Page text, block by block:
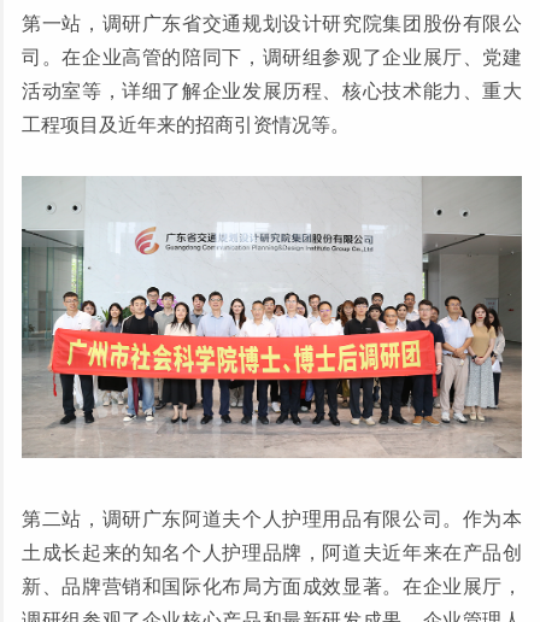
第一站，调研广东省交通规划设计研究院集团股份有限公
司。在企业高管的陪同下，调研组参观了企业展厅、党建
活动室等，详细了解企业发展历程、核心技术能力、重大
工程项目及近年来的招商引资情况等。
第二站，调研广东阿道夫个人护理用品有限公司。作为本
土成长起来的知名个人护理品牌，阿道夫近年来在产品创
新、品牌营销和国际化布局方面成效显著。在企业展厅，